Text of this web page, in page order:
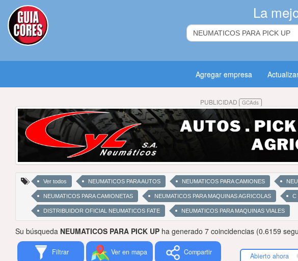
La
Agregar empresa
PUBLICIDAD GCAds
Ver todos NEUMATICOS PARA AUTOS NEUMATICOS PARA CAMIONES
NEUMATICOS PARA CAMIONETAS NEUMATICOS PARA MAQUINAS AGRICOLAS C
DISTRIBUIDOR OFICIAL NEUMATICOS FATE NEUMATICOS PARA MAQUINAS VIALES
Su búsqueda NEUMATICOS PARA PICK UP ha generado 7 coincidencias (0.6159
Filtrar Ver en mapa Compartir Abierto ahora